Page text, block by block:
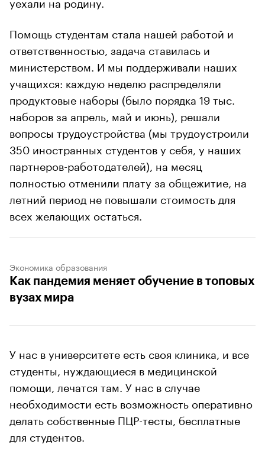
Помощь студентам стала нашей работой и
ответственностью, задача ставилась и
министерством. И мы поддерживали наших
учащихся: каждую неделю распределяли
продуктовые наборы (было порядка 19 тыс.
наборов за апрель, май и июнь), решали
вопросы трудоустройства (мы трудоустроили
350 иностранных студентов у себя, у наших
партнеров-работодателей), на месяц
полностью отменили плату за общежитие, на
летний период не повышали стоимость для
всех желающих остаться.
Экономика образования
Как пандемия меняет обучение в топовых
вузах мира
У нас в университете есть своя клиника, и все
студенты, нуждающиеся в медицинской
помощи, лечатся там. У нас в случае
необходимости есть возможность оперативно
делать собственные ПЦР-тесты, бесплатные
для студентов.